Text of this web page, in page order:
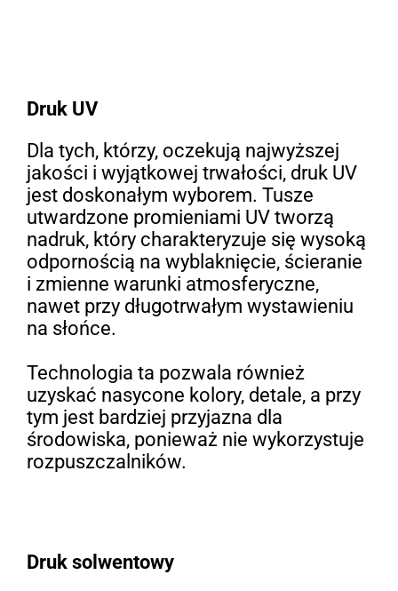
Druk solwentowy
Druk UV
Dla tych, którzy, oczekują najwyższej
jakości i wyjątkowej trwałości, druk UV
jest doskonałym wyborem. Tusze
utwardzone promieniami UV tworzą
nadruk, który charakteryzuje się wysoką
odpornością na wyblaknięcie, ścieranie
i zmienne warunki atmosferyczne,
nawet przy długotrwałym wystawieniu
na słońce.
Technologia ta pozwala również
uzyskać nasycone kolory, detale, a przy
tym jest bardziej przyjazna dla
środowiska, ponieważ nie wykorzystuje
rozpuszczalników.